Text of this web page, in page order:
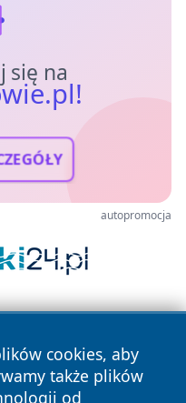
się na
autopromocja
cookies, aby
także plików
od